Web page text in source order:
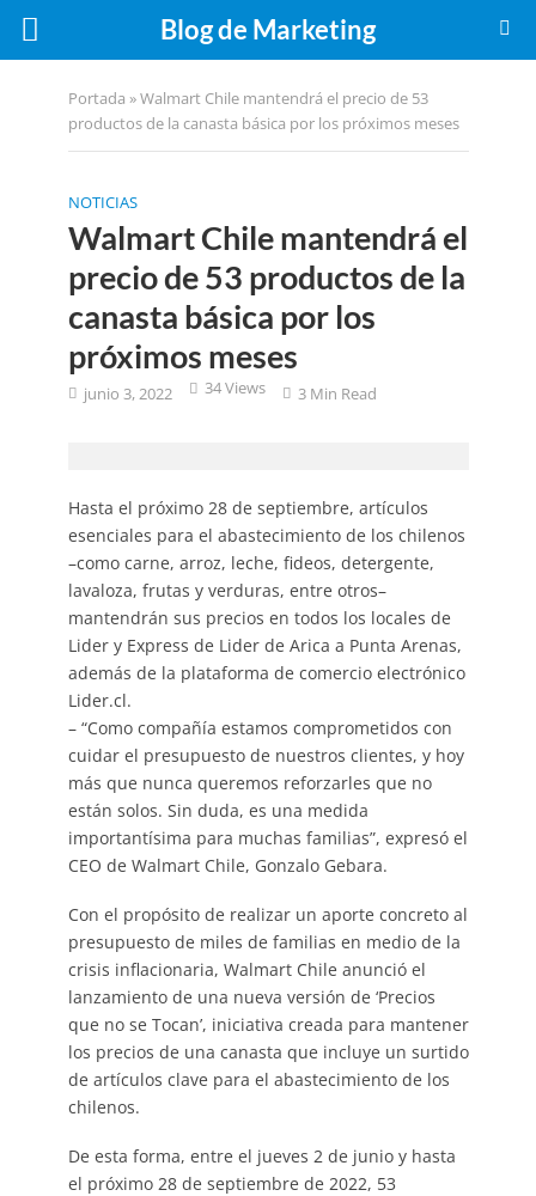
Blog de Marketing
Portada »Walmart Chile mantendrá el precio de 53
productos de la canasta básica por los próximos meses
NOTICIAS
Walmart Chile mantendrá el
precio de 53 productos de la
canasta básica por los
próximos meses
junio 3, 2022 34 Views 3 Min Read
Hasta el próximo 28 de septiembre, artículos
esenciales para el abastecimiento de los chilenos
–como carne, arroz, leche, fideos, detergente,
lavaloza, frutas y verduras, entre otros–
mantendrán sus precios en todos los locales de
Lider y Express de Lider de Arica a Punta Arenas,
además de la plataforma de comercio electrónico
Lider.cl.
– “Como compañía estamos comprometidos con
cuidar el presupuesto de nuestros clientes, y hoy
más que nunca queremos reforzarles que no
están solos. Sin duda, es una medida
importantísima para muchas familias”, expresó el
CEO de Walmart Chile, Gonzalo Gebara.
Con el propósito de realizar un aporte concreto al
presupuesto de miles de familias en medio de la
crisis inflacionaria, Walmart Chile anunció el
lanzamiento de una nueva versión de ‘Precios
que no se Tocan’, iniciativa creada para mantener
los precios de una canasta que incluye un surtido
de artículos clave para el abastecimiento de los
chilenos.
De esta forma, entre el jueves 2 de junio y hasta
el próximo 28 de septiembre de 2022, 53